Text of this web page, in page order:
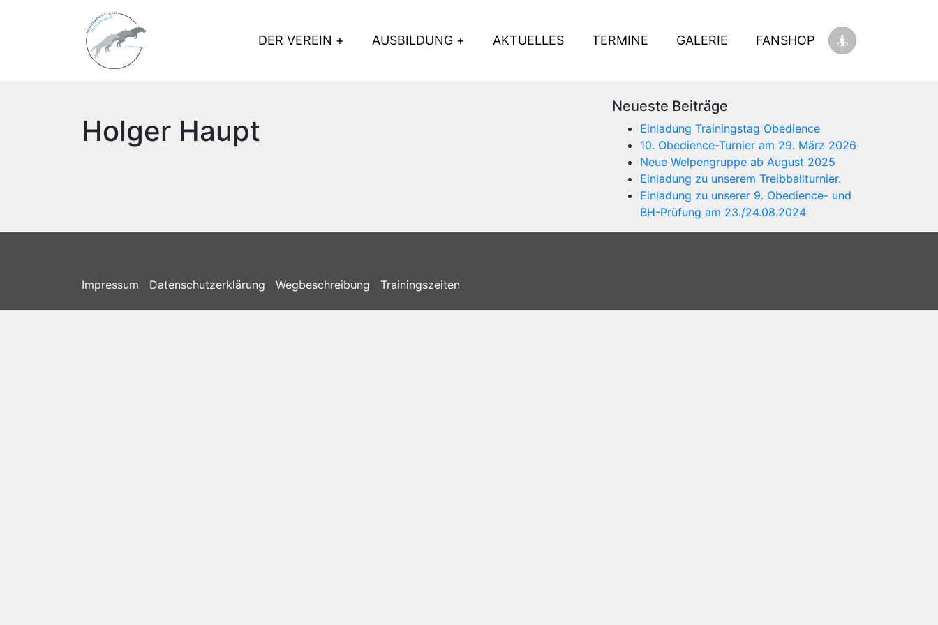
DER VEREIN AUSBILDUNG AKTUELLES TERMINE GALERIE FANSHOP
Holger Haupt
Neueste Beiträge
Einladung Trainingstag Obedience
10. Obedience-Turnier am 29. März 2026
Neue Welpengruppe ab August 2025
Einladung zu unserem Treibballturnier.
Einladung zu unserer 9. Obedience- und
BH-Prüfung am 23./24.08.2024
Impressum Datenschutzerklärung Wegbeschreibung Trainingszeiten